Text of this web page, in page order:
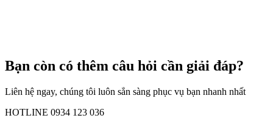
Bạn còn có thêm câu hỏi cần giải đáp?
Liên hệ ngay, chúng tôi luôn sẳn sàng phục vụ bạn nhanh nhất
HOTLINE 0934 123 036